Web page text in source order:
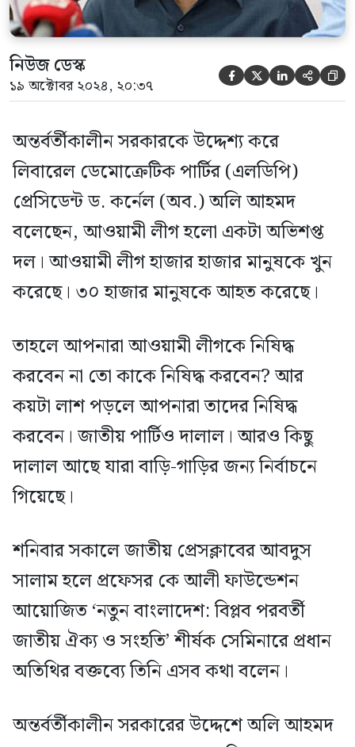
নিউজ ডেস্ক
১৯ অক্টোবর ২০২৪, ২০:৩৭     
অন্তর্বর্তীকালীন সরকারকে উদ্দেশ্য করে
লিবারেল ডেমোক্রেটিক পার্টির (এলডিপি)
প্রেসিডেন্ট ড. কর্নেল (অব.) অলি আহমদ
বলেছেন, আওয়ামী লীগ হলো একটা অভিশপ্ত
দল। আওয়ামী লীগ হাজার হাজার মানুষকে খুন
করেছে। ৩০ হাজার মানুষকে আহত করেছে।
তাহলে আপনারা আওয়ামী লীগকে নিষিদ্ধ
করবেন না তো কাকে নিষিদ্ধ করবেন? আর
কয়টা লাশ পড়লে আপনারা তাদের নিষিদ্ধ
করবেন। জাতীয় পার্টিও দালাল। আরও কিছু
দালাল আছে যারা বাড়ি-গাড়ির জন্য নির্বাচনে
গিয়েছে।
শনিবার সকালে জাতীয় প্রেসক্লাবের আবদুস
সালাম হলে প্রফেসর কে আলী ফাউন্ডেশন
আয়োজিত ‘নতুন বাংলাদেশ: বিপ্লব পরবর্তী
জাতীয় ঐক্য ও সংহতি’ শীর্ষক সেমিনারে প্রধান
অতিথির বক্তব্যে তিনি এসব কথা বলেন।
অন্তর্বর্তীকালীন সরকারের উদ্দেশে অলি আহমদ